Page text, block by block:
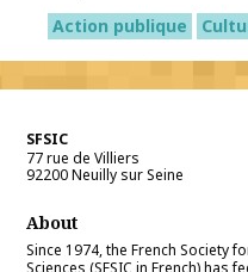
Action publique
SFSIC
77 rue de Villiers
92200Neuilly sur Seine
About
Since 1974, the French Society
Sciences (SFSIC in French) has